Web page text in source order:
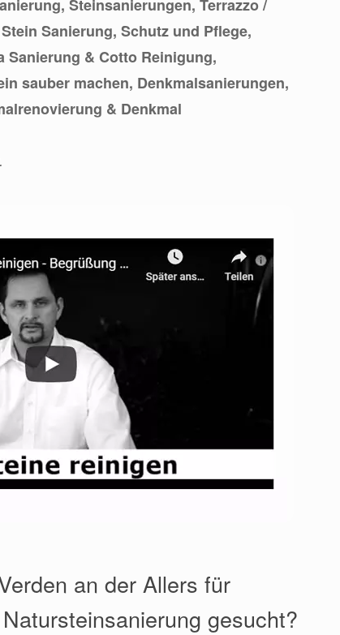
Steinsanierungen, Terrazzo /
Sanierung, Schutz und Pflege,
Sanierung & Cotto Reinigung,
sauber machen, Denkmalsanierungen,
& Denkmal
an der Allers für
gesucht?